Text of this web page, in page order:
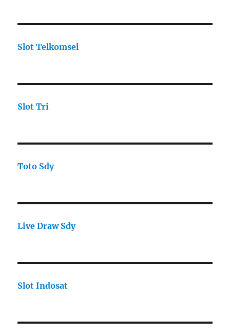
Slot Telkomsel
Slot Tri
Toto Sdy
Live Draw Sdy
Slot Indosat